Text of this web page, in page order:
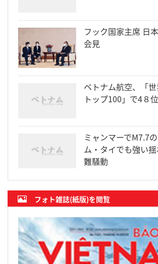
フック国家主席 日
会見
ベトナム航空、「
トップ100」で4８
ミャンマーでM7.7
ム・タイでも強い
難騒動
フォト雑誌(紙版)を閲覧